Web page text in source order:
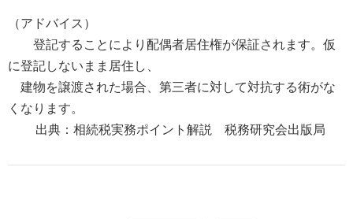
（アドバイス）
登記することにより配偶者居住権が保証されます。仮
に登記しないまま居住し、
建物を譲渡された場合、第三者に対して対抗する術がな
くなります。
出典：相続税実務ポイント解説 税務研究会出版局